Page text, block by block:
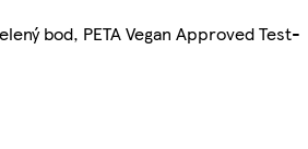
bod, PETA Vegan Approved Test-